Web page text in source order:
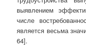
выявлением
числе
является весьма
64].